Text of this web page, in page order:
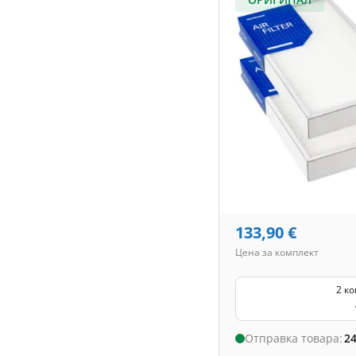
133,90€
Цена за комплект
2
Отправка товара: